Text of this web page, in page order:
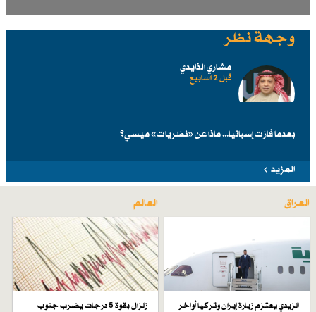
وجهة نظر
مشاري الذايدي
قبل 2 اسابیع
بعدما فازت إسبانيا... ماذا عن «نظريات» ميسي؟
المزيد
العراق
الزيدي يعتزم زيارة إيران وتركيا أواخر
العالم
زلزال بقوة 5 درجات يضرب جنوب